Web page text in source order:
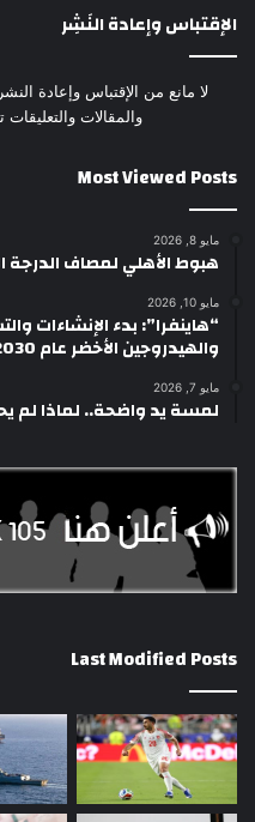
الإقتباس وإعادة النَشِر
لا مانع من الإقتباس وإعادة
والمقالات
Most Viewed Posts
مايو 8, 2026
هبوط الأهلي لمصاف الدرجة
مايو 10, 2026
“هاينفرا”: بدء الإنشاءات
والهيدروجين الأخضر عام 2030
مايو 7, 2026
لمسة يد واضحة.. لماذا لم
Last Modified Posts